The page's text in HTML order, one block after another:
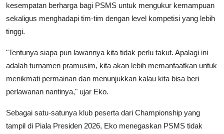
kesempatan berharga bagi PSMS untuk mengukur kemampuan
sekaligus menghadapi tim-tim dengan level kompetisi yang lebih
tinggi.
"Tentunya siapa pun lawannya kita tidak perlu takut. Apalagi ini
adalah turnamen pramusim, kita akan lebih memanfaatkan untuk
menikmati permainan dan menunjukkan kalau kita bisa beri
perlawanan nantinya," ujar Eko.
Sebagai satu-satunya klub peserta dari Championship yang
tampil di Piala Presiden 2026, Eko menegaskan PSMS tidak